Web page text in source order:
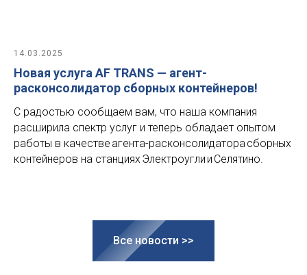
14.03.2025
Новая услуга AF TRANS — агент-
расконсолидатор сборных контейнеров!
С радостью сообщаем вам, что наша компания
расширила спектр услуг и теперь обладает опытом
работы в качестве агента-расконсолидатора сборных
контейнеров на станциях Электроугли и Селятино.
Все новости >>